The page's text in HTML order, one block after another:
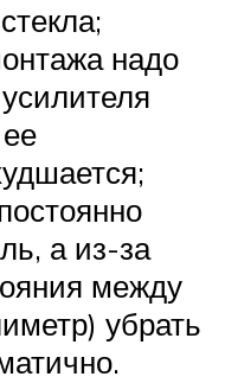
надо
а из-за
между
убрать